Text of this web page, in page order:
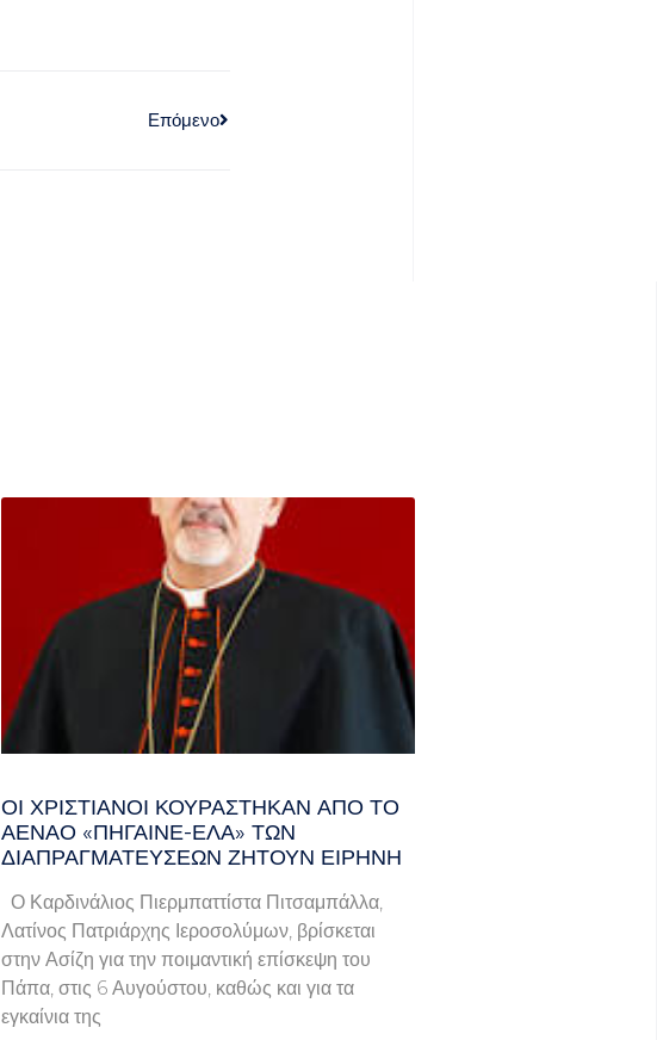
Επόμενο
ΟΙ ΧΡΙΣΤΙΑΝΟΊ ΚΟΥΡΆΣΤΗΚΑΝ ΑΠΌ ΤΟ
ΑΈΝΑΟ «ΠΉΓΑΙΝΕ-ΈΛΑ» ΤΩΝ
ΔΙΑΠΡΑΓΜΑΤΕΎΣΕΩΝ ΖΗΤΟΎΝ ΕΙΡΉΝΗ
Ο Καρδινάλιος Πιερμπαττίστα Πιτσαμπάλλα,
Λατίνος Πατριάρχης Ιεροσολύμων, βρίσκεται
στην Ασίζη για την ποιμαντική επίσκεψη του
Πάπα, στις 6 Αυγούστου, καθώς και για τα
εγκαίνια της